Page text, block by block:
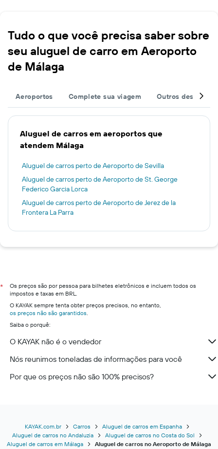
Tudo o que você precisa saber sobre
seu aluguel de carro em Aeroporto
de Málaga
Aeroportos Complete sua viagem Outros destinos
Aluguel de carros em aeroportos que
atendem Málaga
Aluguel de carros perto de Aeroporto de Sevilla
Aluguel de carros perto de Aeroporto de St. George
Federico Garcia Lorca
Aluguel de carros perto de Aeroporto de Jerez de la
Frontera La Parra
*
Os preços são por pessoa para bilhetes eletrônicos e incluem todos os
impostos e taxas em BRL.
O KAYAK sempre tenta obter preços precisos, no entanto,
os preços não são garantidos
Saiba o porquê:
O KAYAK não é o vendedor
Nós reunimos toneladas de informações para você
Por que os preços não são 100% precisos?
KAYAK.com.br Carros
Aluguel de carros em Espanha
Aluguel de carros no Andaluzia
Aluguel de carros no Costa do Sol
Aluguel de carros em Málaga
Aluguel de carros no Aeroporto de Málaga